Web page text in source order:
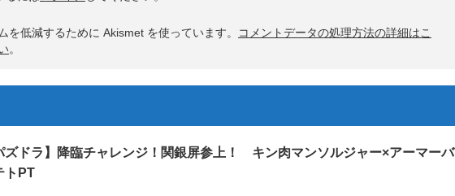
を低減するために Akismet を使っています。
コメントデータの処理方法の詳細はこ
。
ズドラ】降臨チャレンジ！関銀屏参上！ キン肉マンソルジャー×アーマーバ
トPT